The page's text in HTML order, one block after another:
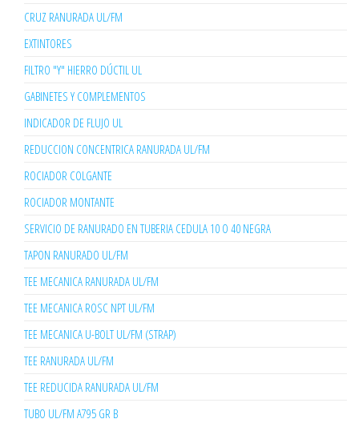
CRUZ RANURADA UL/FM
EXTINTORES
FILTRO "Y" HIERRO DÚCTIL UL
GABINETES Y COMPLEMENTOS
INDICADOR DE FLUJO UL
REDUCCION CONCENTRICA RANURADA UL/FM
ROCIADOR COLGANTE
ROCIADOR MONTANTE
SERVICIO DE RANURADO EN TUBERIA CEDULA 10 O 40 NEGRA
TAPON RANURADO UL/FM
TEE MECANICA RANURADA UL/FM
TEE MECANICA ROSC NPT UL/FM
TEE MECANICA U-BOLT UL/FM (STRAP)
TEE RANURADA UL/FM
TEE REDUCIDA RANURADA UL/FM
TUBO UL/FM A795 GR B